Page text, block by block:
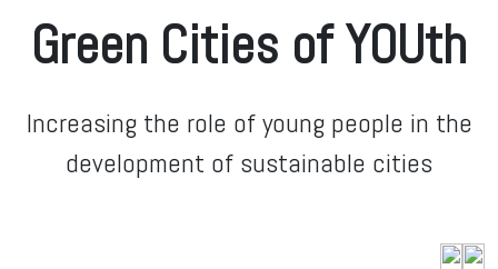
Green Cities of YOUth
Increasing the role of young people in the
development of sustainable cities